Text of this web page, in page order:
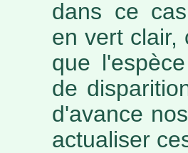
dans ce
en vert clair,
que
de
d'avance
actualiser